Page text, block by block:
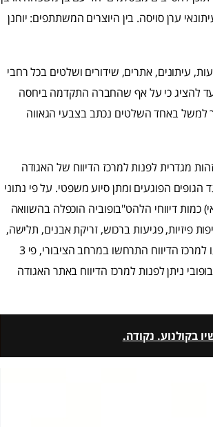
ערן סויסה. בין היוצרים המשתתפים: יוחנן
עיתונים, אתרים, שידורים ושלטים בכל רחבי
להציג כי על אף שהחברה התקדמה ביחסה
למשל באחד השלטים נכתב בצבעי הגאווה
מגדרית לפנות למרכז הדיווח של האגודה
הגופים הפוגעים ומתן סיוע משפטי. על פי נתוני
דיווחי הלהט"בופוביה הוכפלה בהשוואה
פיזיות, פגיעות ברכוש, זריקת אבנים, תלישה,
שריפה וחטיפה של דגלי גאווה וניפוץ חלונות. כשליש מכלל הדיווחים שהגיעו למרכז הדיווח התרחשו במרחב הציבורי, פי 3
בכל מקרה להט״בופובי ניתן לפנות למרכז הדיווח באתר האגודה
בקולנוע. נקודה.